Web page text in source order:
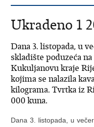
Ukradeno 1
Dana 3. listopada, u
skladište poduzeća
Kukuljanovu kraje
kojima se nalazila
kilograma. Tvrtka iz
000 kuna.
Dana 3. listopada, u